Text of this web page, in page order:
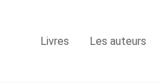
Livres Les auteurs